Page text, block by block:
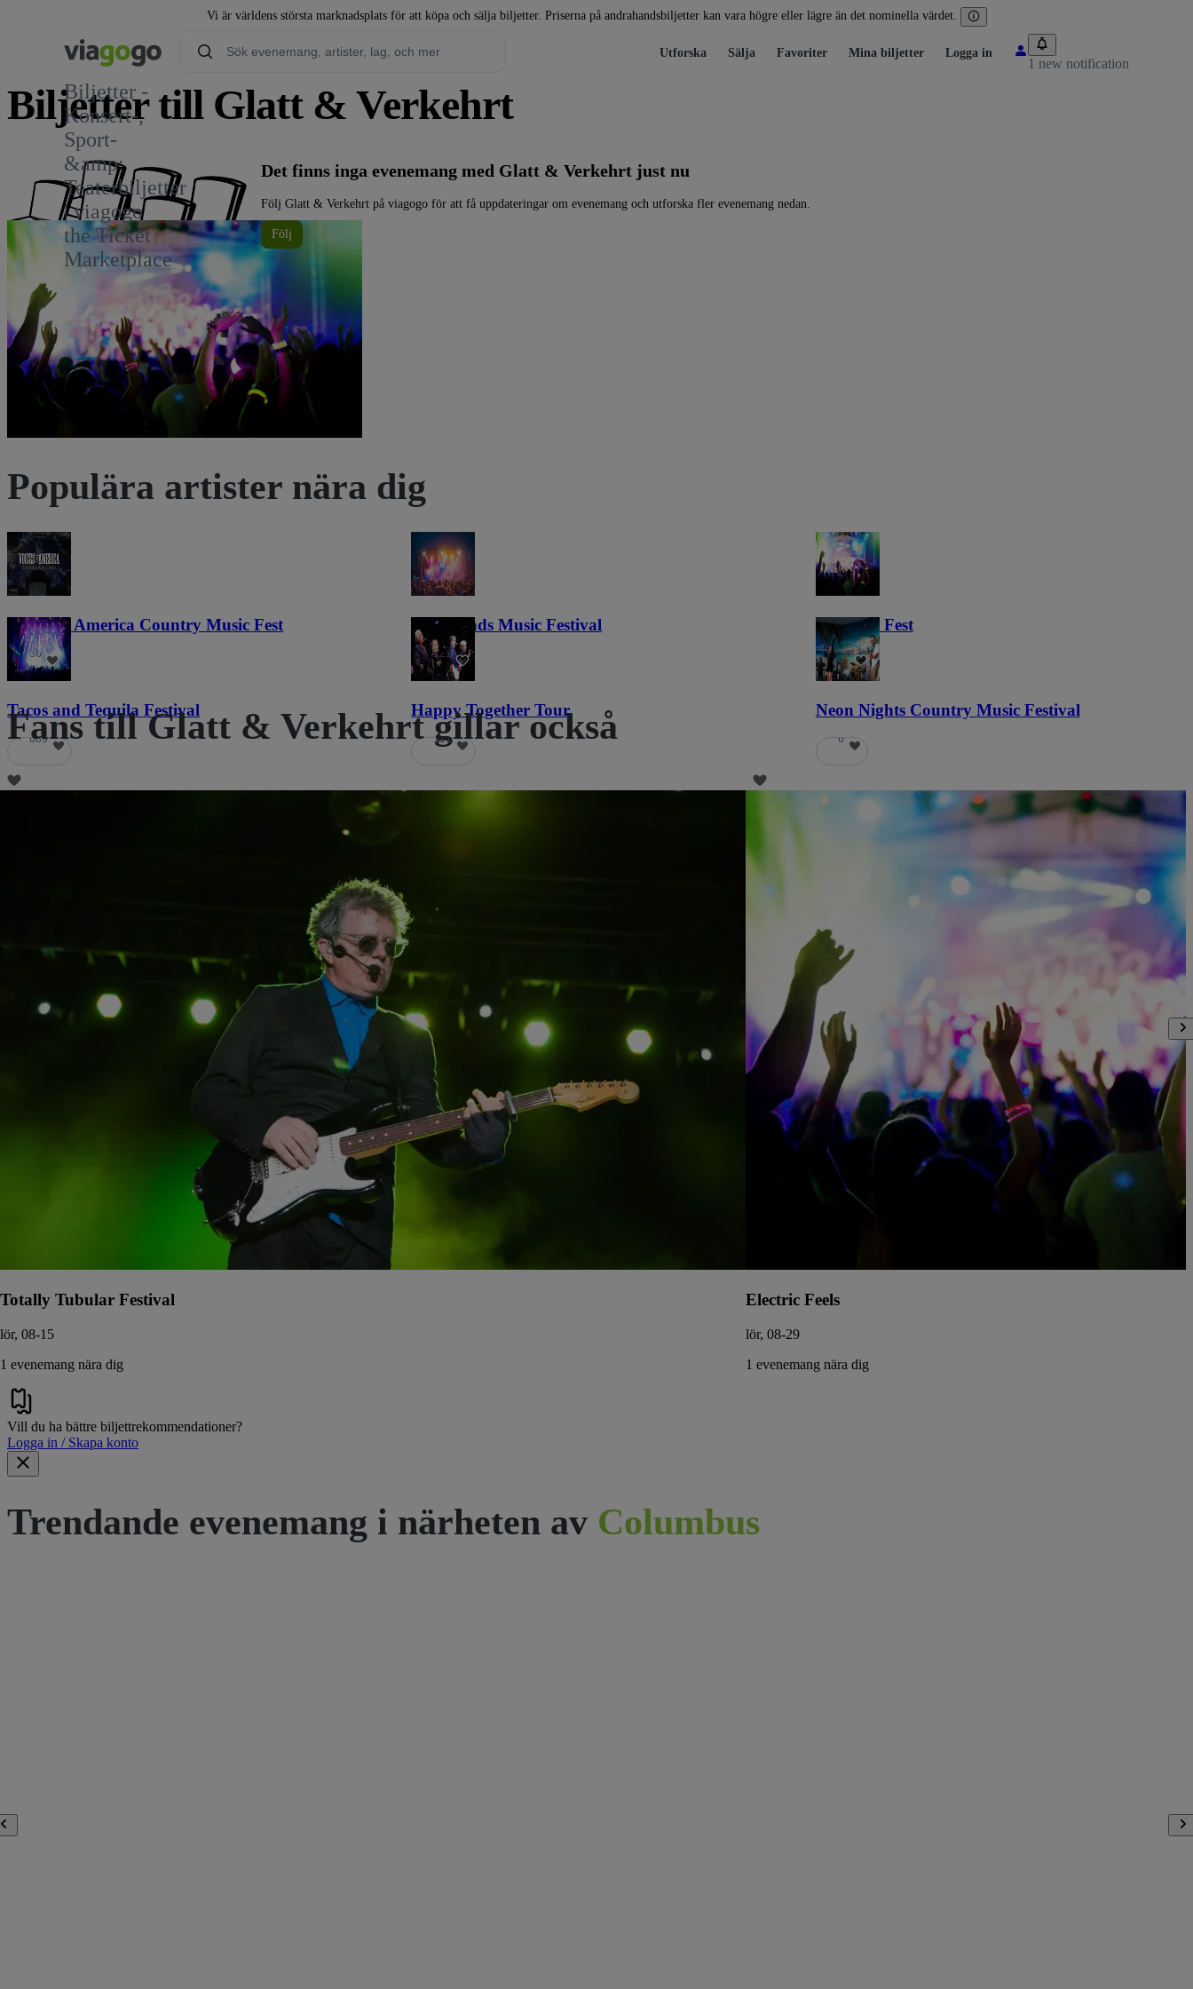
Vi är världens största marknadsplats för att köpa och sälja biljetter. Priserna på andrahandsbiljetter kan vara högre eller lägre än det nominella värdet.
Biljetter -
Konsert-,
Sport-
&amp;
Teaterbiljetter
| viagogo
the Ticket
Marketplace
Utforska Sälja Favoriter Mina biljetter Logga in
1 new notification
Biljetter till Glatt & Verkehrt
Det finns inga evenemang med Glatt & Verkehrt just nu
Följ Glatt & Verkehrt på viagogo för att få uppdateringar om evenemang och utforska fler evenemang nedan.
Följ
Populära artister nära dig
Voices of America Country Music Fest
36
Lost Lands Music Festival
121
Haunted Fest
58
Tacos and Tequila Festival
689
Happy Together Tour
111
Neon Nights Country Music Festival
6
Fans till Glatt & Verkehrt gillar också
Totally Tubular Festival
lör, 08-15
1 evenemang nära dig
Electric Feels
lör, 08-29
1 evenemang nära dig
Vill du ha bättre biljettrekommendationer?
Logga in / Skapa konto
Trendande evenemang i närheten av Columbus